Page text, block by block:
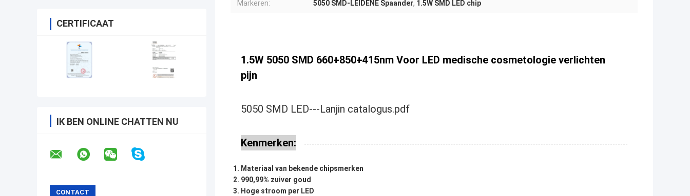
CERTIFICAAT
IK BEN ONLINE CHATTEN NU
Markeren: 5050 SMD-LEIDENE Spaander, 1.5W SMD LED chip
1.5W 5050 SMD 660+850+415nm Voor LED medische cosmetologie verlichten
pijn
5050 SMD LED---Lanjin catalogus.pdf
Kenmerken:
Materiaal van bekende chipsmerken
990,99% zuiver goud
Hoge stroom per LED